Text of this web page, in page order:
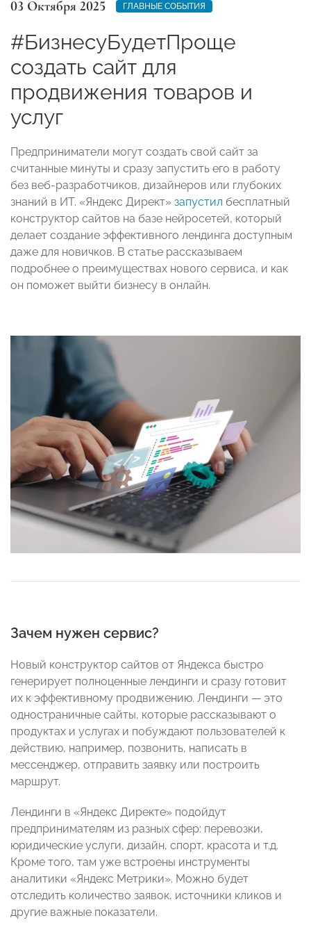
03 Октября 2025 ГЛАВНЫЕ СОБЫТИЯ
#БизнесуБудетПроще
создать сайт для
продвижения товаров и
услуг
Предприниматели могут создать свой сайт за
считанные минуты и сразу запустить его в работу
без веб-разработчиков, дизайнеров или глубоких
знаний в ИТ. «Яндекс Директ» запустил бесплатный
конструктор сайтов на базе нейросетей, который
делает создание эффективного лендинга доступным
даже для новичков. В статье рассказываем
подробнее о преимуществах нового сервиса, и как
он поможет выйти бизнесу в онлайн.
Зачем нужен сервис?
Новый конструктор сайтов от Яндекса быстро
генерирует полноценные лендинги и сразу готовит
их к эффективному продвижению. Лендинги — это
одностраничные сайты, которые рассказывают о
продуктах и услугах и побуждают пользователей к
действию, например, позвонить, написать в
мессенджер, отправить заявку или построить
маршрут.
Лендинги в «Яндекс Директе» подойдут
предпринимателям из разных сфер: перевозки,
юридические услуги, дизайн, спорт, красота и т.д.
Кроме того, там уже встроены инструменты
аналитики «Яндекс Метрики». Можно будет
отследить количество заявок, источники кликов и
другие важные показатели.